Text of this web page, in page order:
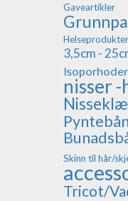
Gaveartikler
Helseprodukter
3,5cm -
nisser
Skinn til hår/
Tricot/